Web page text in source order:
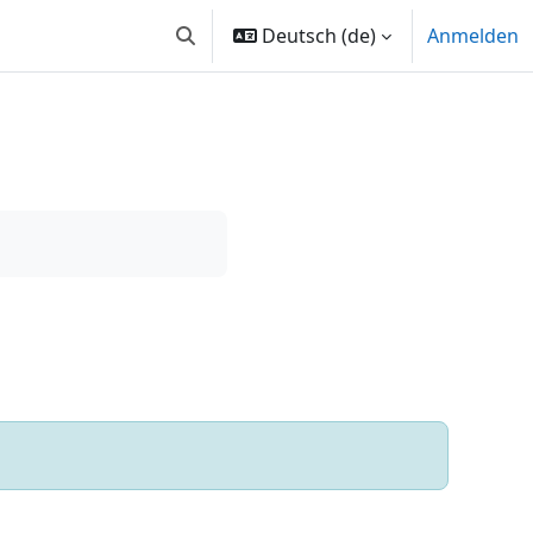
Sucheingabe umschalten
Deutsch ‎(de)‎ Anmelden